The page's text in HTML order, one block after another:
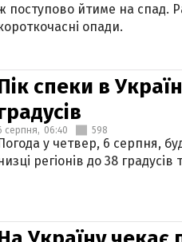
поступово йтиме на спад.
опади.
спеки в
серпня, 06:40 598
у четвер, 6 серпня,
регіонів до 38